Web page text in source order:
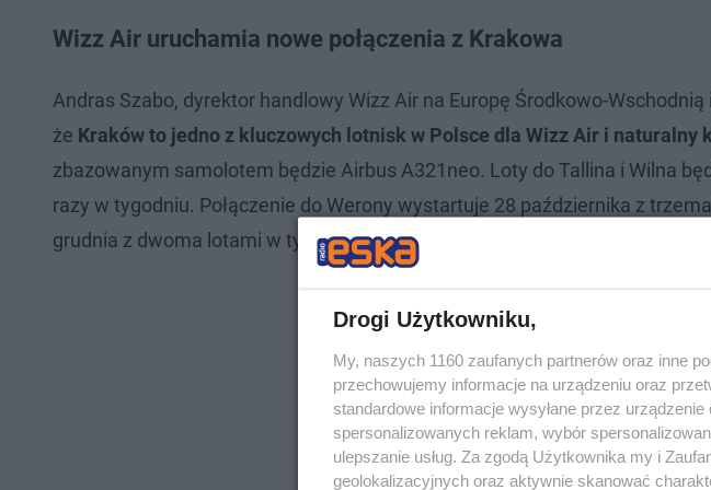
Wizz Air uruchamia nowe połączenia z Krakowa
Andras Szabo, dyrektor handlowy Wizz Air na Europę Środkowo-
że Kraków to jedno z kluczowych lotnisk w Polsce dla Wizz Air i naturalny
zbazowanym samolotem będzie Airbus A321neo. Loty do Tallina i Wilna
razy w tygodniu. Połączenie do Werony wystartuje 28 października z
grudnia z dwoma lotami w tygodniu.
Drogi Użytkowniku,
My, naszych 1160 zaufanych partnerów oraz inne
przechowujemy informacje na urządzeniu oraz
standardowe informacje wysyłane przez
spersonalizowanych reklam, wybór
ulepszanie usług. Za zgodą Użytkownika my i
geolokalizacyjnych oraz aktywnie skanować